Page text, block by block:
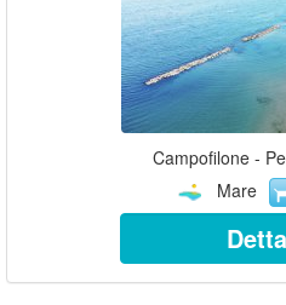
Campofilone -
Mare